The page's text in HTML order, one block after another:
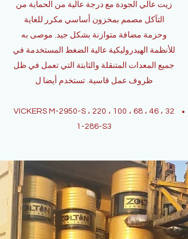
زيت عالي الجودة مع درجة عالية من الحماية من
التآكل مصمم بمخزون أساسي مكرر للغاية
وحزمة مضافة متوازنة بشكل جيد. موصى به
للأنظمة الهيدروليكية عالية الضغط المستخدمة في
جميع المعدات المتنقلة والثابتة التي تعمل في ظل
ظروف عمل قاسية. تستخدم أيضا ل
32 ، 46 ، 68 ، 100 ، 220 VICKERS M-2950-S ،
1-286-S3